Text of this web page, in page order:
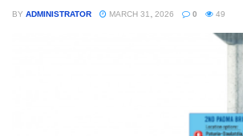
BY ADMINISTRATOR MARCH 31, 2026 0 49